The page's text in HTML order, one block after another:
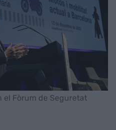
el Fòrum de Seguretat